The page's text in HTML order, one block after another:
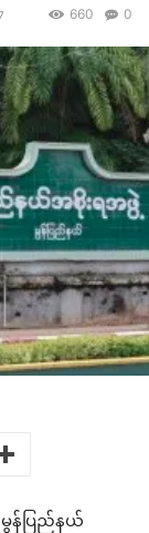
0
660
န်ပြည်နယ်